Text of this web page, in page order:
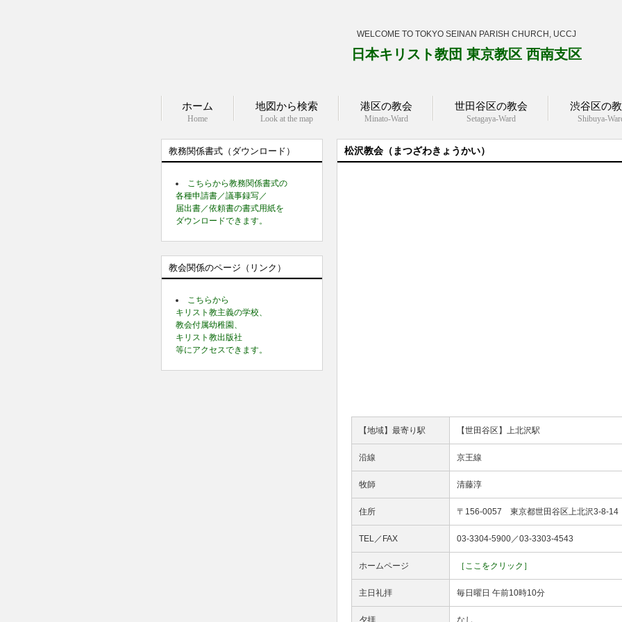
WELCOME TO TOKYO SEINAN PARISH CHURCH, UCCJ
日本キリスト教団 東京教区 西南支区
ホーム
Home
地図から検索
Look at the map
港区の教会
Minato-Ward
世田谷区の教会
Setagaya-Ward
渋谷区の
Shibuya-
松沢教会（まつざわきょうかい）
【地域】最寄り駅 【世田谷区】上北沢駅
沿線 京王線
牧師 清藤淳
住所 〒156-0057 東京都世田谷区上北沢3-8-14
TEL／FAX 03-3304-5900／03-3303-4543
ホームページ ［ここをクリック］
主日礼拝 毎日曜日 午前10時10分
夕拝 なし
教務関係書式（ダウンロード）
こちらから教務関係書式の
各種申請書／議事録写／
届出書／依頼書の書式用紙を
ダウンロードできます。
教会関係のページ（リンク）
こちらから
キリスト教主義の学校、
教会付属幼稚園、
キリスト教出版社
等にアクセスできます。